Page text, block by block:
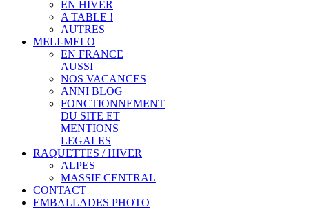
EN HIVER
A TABLE !
AUTRES
MELI-MELO
EN FRANCE
AUSSI
NOS VACANCES
ANNI BLOG
FONCTIONNEMENT
DU SITE ET
MENTIONS
LEGALES
RAQUETTES / HIVER
ALPES
MASSIF CENTRAL
CONTACT
EMBALLADES PHOTO